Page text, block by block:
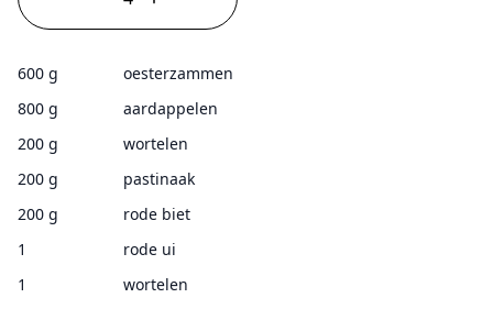
600 g
oesterzammen
800 g
aardappelen
200 g
wortelen
200 g
pastinaak
200 g
rode biet
1
rode ui
1
wortelen